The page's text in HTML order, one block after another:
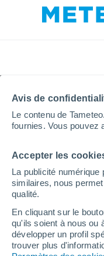
Avis de
Le contenu de
fournies. Vous pouvez
Accepter les
La publicité
similaires, nous
qualité.
En cliquant sur le
qu'ils soient à nous ou
développer un profil
trouver plus
Accueil